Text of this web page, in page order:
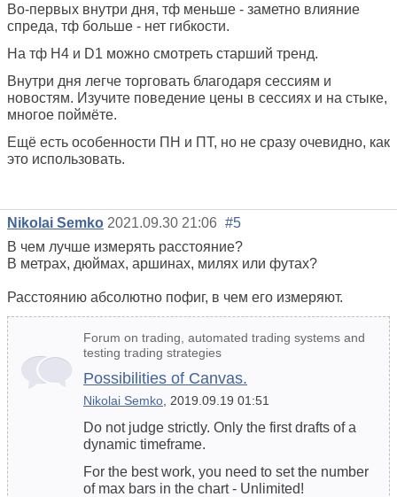
Во-первых внутри дня, тф меньше - заметно влияние
спреда, тф больше - нет гибкости.
На тф H4 и D1 можно смотреть старший тренд.
Внутри дня легче торговать благодаря сессиям и
новостям. Изучите поведение цены в сессиях и на стыке,
многое поймёте.
Ещё есть особенности ПН и ПТ, но не сразу очевидно, как
это использовать.
Nikolai Semko 2021.09.30 21:06 #5
В чем лучше измерять расстояние?
В метрах, дюймах, аршинах, милях или футах?
Расстоянию абсолютно пофиг, в чем его измеряют.
Forum on trading, automated trading systems and
testing trading strategies
Possibilities of Canvas.
Nikolai Semko , 2019.09.19 01:51
Do not judge strictly. Only the first drafts of a
dynamic timeframe.
For the best work, you need to set the number
of max bars in the chart - Unlimited!